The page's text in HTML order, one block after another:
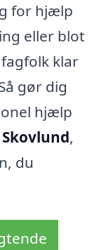
for hjælp
eller blot
klar
gør dig
hjælp
,
du